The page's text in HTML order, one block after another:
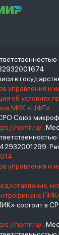
в
управления
об условиях
МКК «ЦФГ»
Союз
npmir.ru/ .
управления
состоит в
npmir.ru/ .